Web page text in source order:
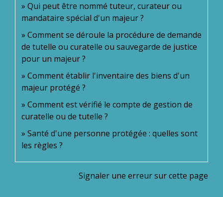
Qui peut être nommé tuteur, curateur ou
mandataire spécial d'un majeur ?
Comment se déroule la procédure de demande
de tutelle ou curatelle ou sauvegarde de justice
pour un majeur ?
Comment établir l'inventaire des biens d'un
majeur protégé ?
Comment est vérifié le compte de gestion de
curatelle ou de tutelle ?
Santé d'une personne protégée : quelles sont
les règles ?
Signaler une erreur sur cette page